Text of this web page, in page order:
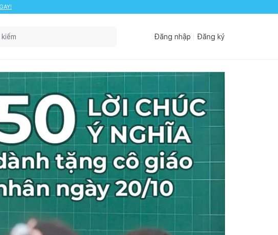
Đăng nhập Đăng ký